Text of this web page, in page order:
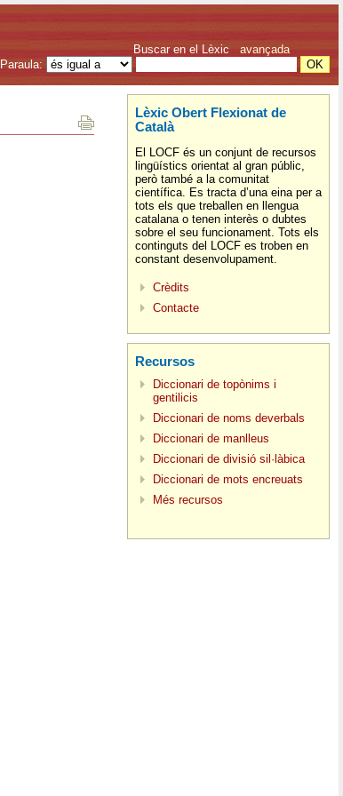
Buscar en el Lèxic avançada
Paraula:
Lèxic Obert Flexionat de
Català
El LOCF és un conjunt de recursos
lingüístics orientat al gran públic,
però també a la comunitat
científica. Es tracta d’una eina per a
tots els que treballen en llengua
catalana o tenen interès o dubtes
sobre el seu funcionament. Tots els
continguts del LOCF es troben en
constant desenvolupament.
Crèdits
Contacte
Recursos
Diccionari de topònims i
gentilicis
Diccionari de noms deverbals
Diccionari de manlleus
Diccionari de divisió sil·làbica
Diccionari de mots encreuats
Més recursos